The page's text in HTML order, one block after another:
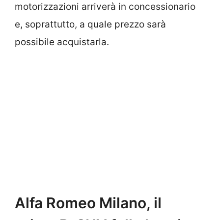
motorizzazioni arriverà in concessionario
e, soprattutto, a quale prezzo sarà
possibile acquistarla.
Alfa Romeo Milano, il